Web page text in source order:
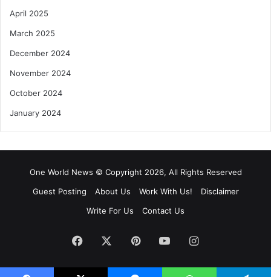
April 2025
March 2025
December 2024
November 2024
October 2024
January 2024
One World News © Copyright 2026, All Rights Reserved
Guest Posting
About Us Work With Us!
Disclaimer
Write For Us
Contact Us
Facebook PinterestYouTubeInstagram